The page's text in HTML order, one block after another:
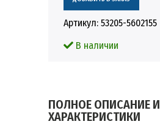
Артикул: 53205-5602155
В наличии
ПОЛНОЕ ОПИСАНИЕ И
ХАРАКТЕРИСТИКИ